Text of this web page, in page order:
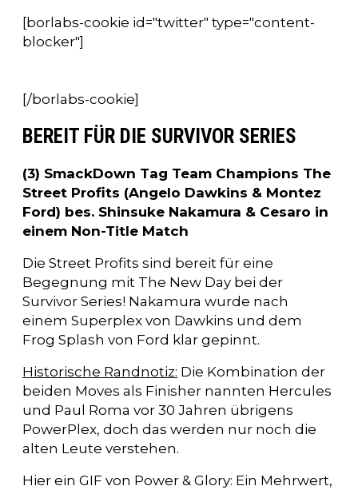
[borlabs-cookie id="twitter" type="content-
blocker"]
[/borlabs-cookie]
BEREIT FÜR DIE SURVIVOR SERIES
(3) SmackDown Tag Team Champions The
Street Profits (Angelo Dawkins & Montez
Ford) bes. Shinsuke Nakamura & Cesaro in
einem Non-Title Match
Die Street Profits sind bereit für eine
Begegnung mit The New Day bei der
Survivor Series! Nakamura wurde nach
einem Superplex von Dawkins und dem
Frog Splash von Ford klar gepinnt.
Historische Randnotiz: Die Kombination der
beiden Moves als Finisher nannten Hercules
und Paul Roma vor 30 Jahren übrigens
PowerPlex, doch das werden nur noch die
alten Leute verstehen.
Hier ein GIF von Power & Glory: Ein Mehrwert,